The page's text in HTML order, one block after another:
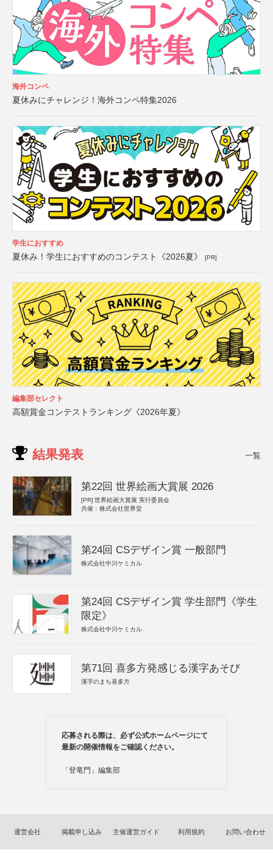
海外コンペ
夏休みにチャレンジ！海外コンペ特集2026
学生におすすめ
夏休み！学生におすすめのコンテスト《2026夏》 [PR]
編集部セレクト
高額賞金コンテストランキング《2026年夏》
結果発表 一覧
第22回 世界絵画大賞展 2026
[PR] 世界絵画大賞展 実行委員会
共催：株式会社世界堂
第24回 CSデザイン賞 一般部門
株式会社中川ケミカル
第24回 CSデザイン賞 学生部門《学生
限定》
株式会社中川ケミカル
第71回 喜多方発感じる漢字あそび
漢字のまち喜多方
応募される際は、必ず公式ホームページにて
最新の開催情報をご確認ください。
「登竜門」編集部
運営会社 掲載申し込み 主催運営ガイド 利用規約 お問い合わせ